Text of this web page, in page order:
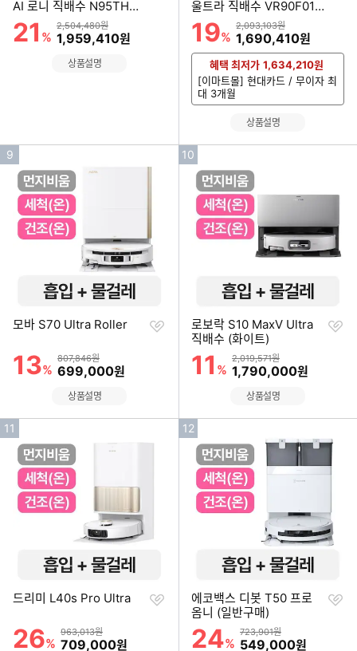
AI 로니 직배수 N95THU
(일반구매)
할인률
21 %
상품금액
2,504,480원
할인금액
1,959,410원
상품설명
울트라 직배수 VR90F01S
AG (단품)
할인률
19%
상품금액
2,093,103원
할인금액
1,690,410원
혜택 최저가 1,634,210원
[이마트몰] 현대카드 / 무이자 최
대 3개월
상품설명
인
9
모바 S70 Ultra Roller
할인률
13%
상품금액
807,846원
할인금액
699,000원
찜
상품설명
인
10
로보락 S10 MaxV Ultra
직배수 (화이트)
할인률
11 %
상품금액
2,019,571원
할인금액
1,790,000원
찜
상품설명
인
11
드리미 L40s Pro Ultra
할인률
26%
상품금액
963,013원
할인금액
709,000원
찜
인
12
에코백스 디봇 T50 프로
옴니 (일반구매)
할인률
24%
상품금액
723,901원
할인금액
549,000원
찜